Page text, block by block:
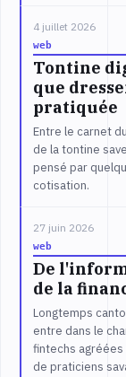
4 juillet 2026
web
Tontine
que
pratiquée
Entre le carnet
de la tontine
pensé par
cotisation.
27 juin 2026
web
De
de la
Longtemps
entre dans le
fintechs
de praticiens